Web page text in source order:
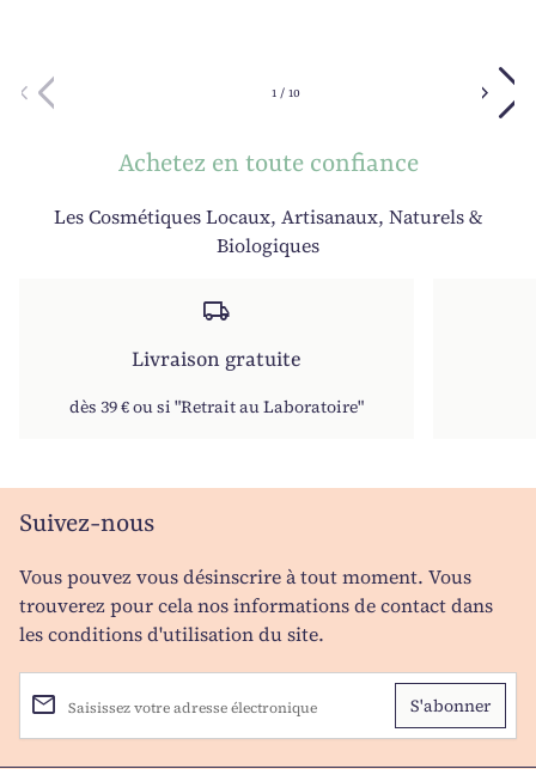
chevron_left 1 / 10 chevron_right
Achetez en toute confiance
Les Cosmétiques Locaux, Artisanaux, Naturels &
Biologiques
local_shipping
Livraison gratuite
dès 39 € ou si "Retrait au Laboratoire"
Suivez-nous
Vous pouvez vous désinscrire à tout moment. Vous
trouverez pour cela nos informations de contact dans
les conditions d'utilisation du site.
Saisissez votre adresse électronique
email